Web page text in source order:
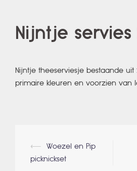
Nijntje servies
Nijntje theeserviesje bestaande uit
primaire kleuren en voorzien van
Berichtnavigatie
⟵
Woezel en Pip
picknickset